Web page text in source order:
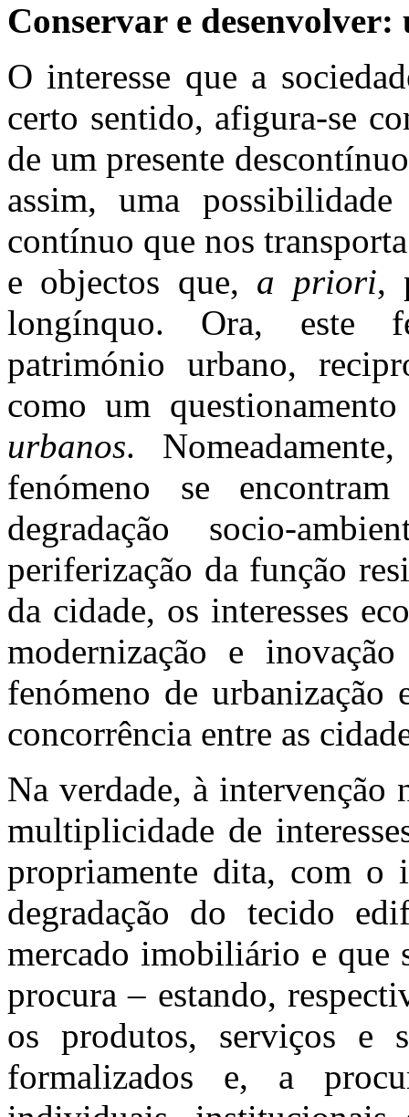
Conservar e desenvolver:
O interesse que a
certo sentido, afigura-se
de um presente
assim, uma
contínuo que nos
e objectos que, a priori,
longínquo. Ora, este
património urbano,
como um
urbanos.
fenómeno se
degradação socio-
periferização da função
da cidade, os interesses
modernização e
fenómeno de urbanização
concorrência entre as
Na verdade, à intervenção
multiplicidade de
propriamente dita, com o
degradação do tecido
mercado imobiliário e que
procura – estando,
os produtos, serviços e
formalizados e, a